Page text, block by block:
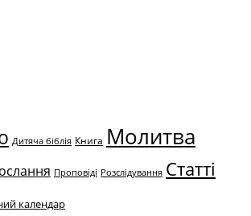
Дитяча біблія Книга Молитва
Проповіді Розслідування Статті
календар